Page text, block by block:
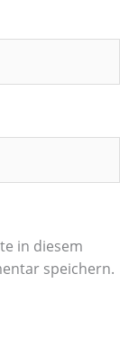
in diesem
speichern.